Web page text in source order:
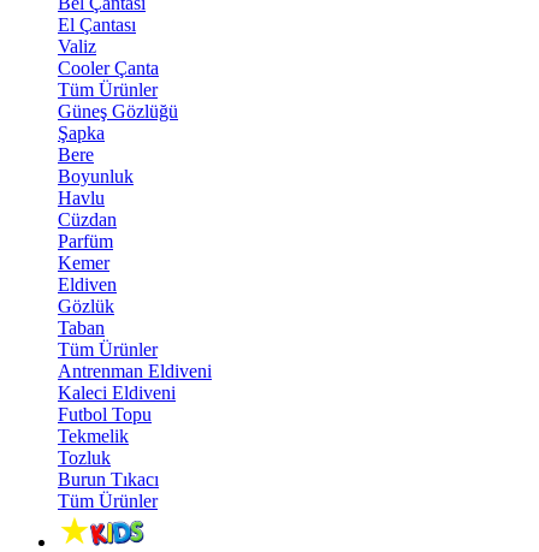
El Çantası
Valiz
Cooler Çanta
Tüm Ürünler
Güneş Gözlüğü
Şapka
Bere
Boyunluk
Havlu
Cüzdan
Parfüm
Kemer
Eldiven
Gözlük
Taban
Tüm Ürünler
Antrenman Eldiveni
Kaleci Eldiveni
Futbol Topu
Tekmelik
Tozluk
Burun Tıkacı
Tüm Ürünler